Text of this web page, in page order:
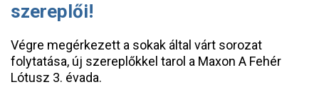
szereplői!
Végre megérkezett a sokak által várt sorozat
folytatása, új szereplőkkel tarol a Maxon A Fehér
Lótusz 3. évada.